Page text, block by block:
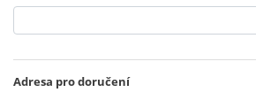
Adresa pro doručení